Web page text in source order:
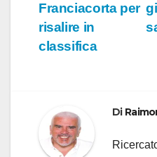
Franciacorta per
risalire in
classifica
Di